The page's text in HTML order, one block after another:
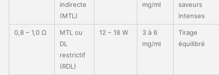
indirecte
(MTL)
mg/ml
saveurs
intenses
0,8 – 1,0 Ω
MTL ou
DL
restrictif
(RDL)
12 – 18 W
3 à 6
mg/ml
Tirage
équilibré